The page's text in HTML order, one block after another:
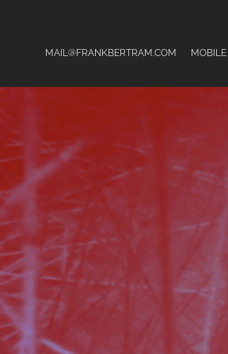
MAIL @FRANKBERTRAM.COM MOBILE